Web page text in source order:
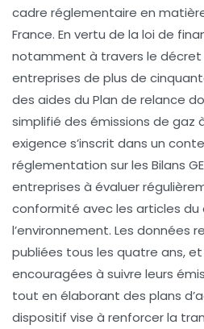
cadre réglementaire en
France. En vertu de la loi de
notamment à travers le décret
entreprises de plus de
des aides du Plan de relance
simplifié des émissions de gaz
exigence s’inscrit dans un
réglementation sur les Bilans
entreprises à évaluer
conformité avec les articles du
l’environnement. Les données
publiées tous les quatre ans,
encouragées à suivre leurs
tout en élaborant des plans
dispositif vise à renforcer la